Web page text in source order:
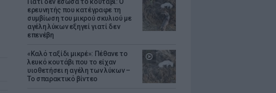
ερευνητής που κατέγραφε τη
συμβίωση του μικρού σκυλιού με
αγέλη λύκων εξηγεί γιατί δεν
επενέβη
«Καλό ταξίδι μικρέ»: Πέθανε το
λευκό κουτάβι που το είχαν
υιοθετήσει η αγέλη των λύκων –
Το σπαρακτικό βίντεο